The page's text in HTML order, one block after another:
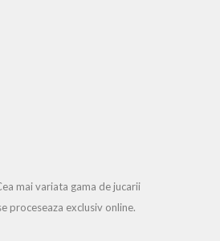
mai variata gama de jucarii
proceseaza exclusiv online.